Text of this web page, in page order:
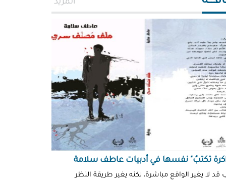
المزيد
تكتبُ" نفسها في أدبيات عاطف سلامة
قد لا يغير الواقع مباشرة، لكنه يغير طريقة النظر